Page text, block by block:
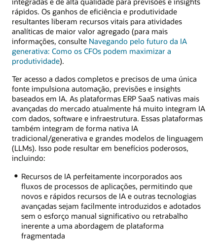
rápidos. Os ganhos de eficiência e produtividade
resultantes liberam recursos vitais para atividades
analíticas de maior valor agregado (para mais
informações, consulte Navegando pelo futuro da IA
generativa: Como os CFOs podem maximizar a
produtividade).
Ter acesso a dados completos e precisos de uma única
fonte impulsiona automação, previsões e insights
baseados em IA. As plataformas ERP SaaS nativas mais
avançadas do mercado atualmente há muito integram IA
com dados, software e infraestrutura. Essas plataformas
também integram de forma nativa IA
tradicional/generativa e grandes modelos de linguagem
(LLMs). Isso pode resultar em benefícios poderosos,
incluindo:
Recursos de IA perfeitamente incorporados aos
fluxos de processos de aplicações, permitindo que
novos e rápidos recursos de IA e outras tecnologias
avançadas sejam facilmente introduzidos e adotados
sem o esforço manual significativo ou retrabalho
inerente a uma abordagem de plataforma
fragmentada